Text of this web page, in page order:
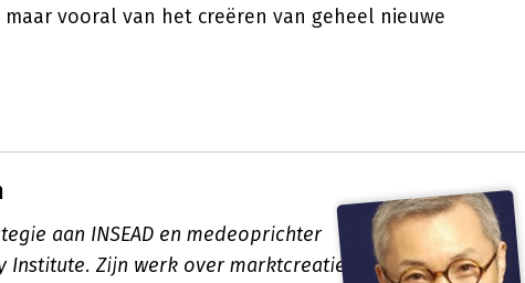
vooral van het creëren van geheel nieuwe
aan INSEAD en medeoprichter
Institute. Zijn werk over marktcreatie